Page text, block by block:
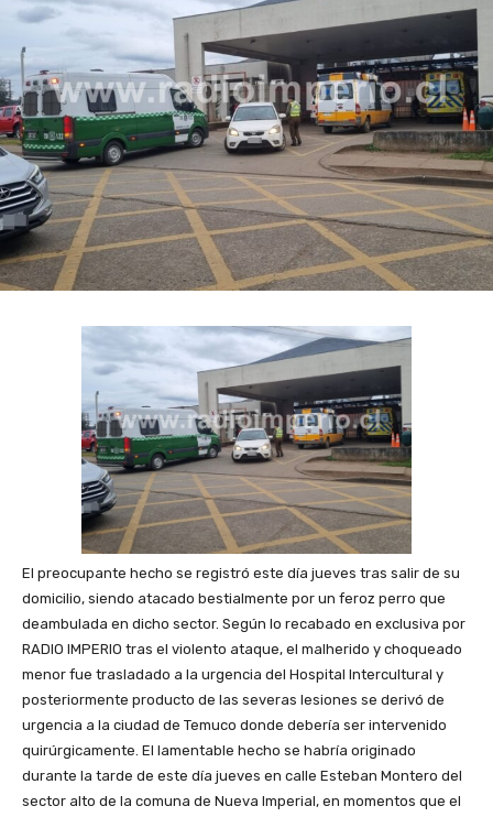
El preocupante hecho se registró este día jueves tras salir de su
domicilio, siendo atacado bestialmente por un feroz perro que
deambulada en dicho sector. Según lo recabado en exclusiva por
RADIO IMPERIO tras el violento ataque, el malherido y choqueado
menor fue trasladado a la urgencia del Hospital Intercultural y
posteriormente producto de las severas lesiones se derivó de
urgencia a la ciudad de Temuco donde debería ser intervenido
quirúrgicamente. El lamentable hecho se habría originado
durante la tarde de este día jueves en calle Esteban Montero del
sector alto de la comuna de Nueva Imperial, en momentos que el